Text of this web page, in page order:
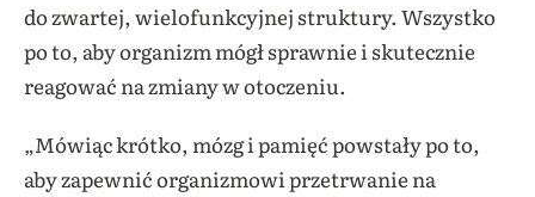
do zwartej, wielofunkcyjnej struktury. Wszystko
po to, aby organizm mógł sprawnie i skutecznie
reagować na zmiany w otoczeniu.
„Mówiąc krótko, mózg i pamięć powstały po to,
aby zapewnić organizmowi przetrwanie na